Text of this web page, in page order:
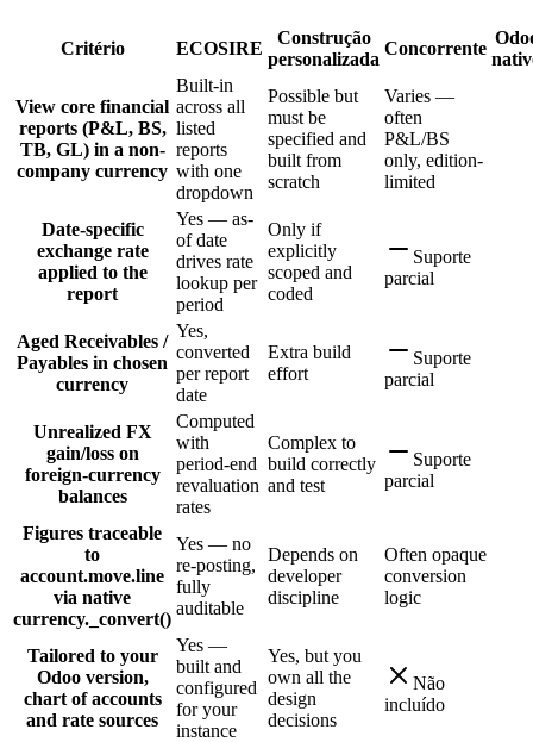
Critério ECOSIRE
Construção
personalizada
Concorrente
View core financial
reports (P&L, BS,
TB, GL) in a non-
company currency
Built-in
across all
listed
reports
with one
dropdown
Possible but
must be
specified and
built from
scratch
Varies —
often
P&L/BS
only, edition-
limited
Date-specific
exchange rate
applied to the
report
Yes — as-
of date
drives rate
lookup per
period
Only if
explicitly
scoped and
coded
Suporte
parcial
Aged Receivables /
Payables in chosen
currency
Yes,
converted
per report
date
Extra build
effort
Suporte
parcial
Unrealized FX
gain/loss on
foreign-currency
balances
Computed
with
period-end
revaluation
rates
Complex to
build correctly
and test
Suporte
parcial
Figures traceable
to
account.move.line
via native
currency._convert()
Yes — no
re-posting,
fully
auditable
Depends on
developer
discipline
Often opaque
conversion
logic
Tailored to your
Odoo version,
chart of accounts
and rate sources
Yes —
built and
configured
for your
instance
Yes, but you
own all the
design
decisions
Não
incluído